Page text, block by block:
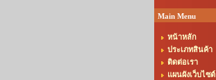
Main Menu
หน้าหลัก
ประเภทสินค้า
ติดต่อเรา
แผนผังเว็บไซต์